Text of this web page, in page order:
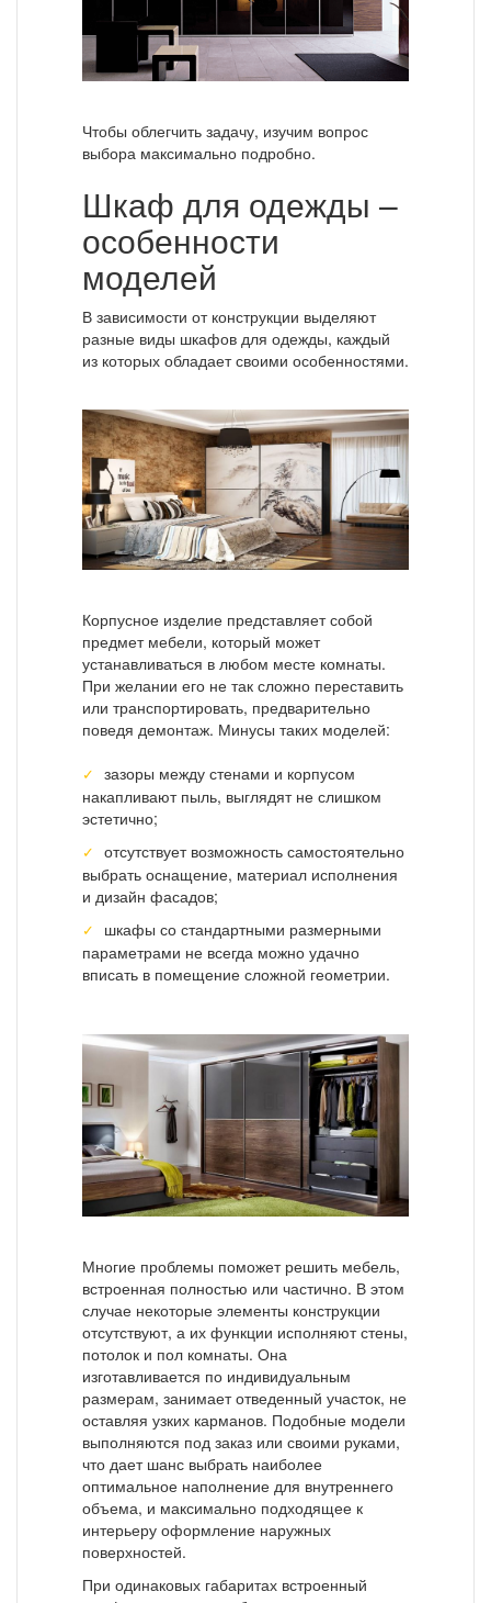
Чтобы облегчить задачу, изучим вопрос
выбора максимально подробно.
Шкаф для одежды –
особенности
моделей
В зависимости от конструкции выделяют
разные виды шкафов для одежды, каждый
из которых обладает своими особенностями.
Корпусное изделие представляет собой
предмет мебели, который может
устанавливаться в любом месте комнаты.
При желании его не так сложно переставить
или транспортировать, предварительно
поведя демонтаж. Минусы таких моделей:
зазоры между стенами и корпусом
накапливают пыль, выглядят не слишком
эстетично;
отсутствует возможность самостоятельно
выбрать оснащение, материал исполнения
и дизайн фасадов;
шкафы со стандартными размерными
параметрами не всегда можно удачно
вписать в помещение сложной геометрии.
Многие проблемы поможет решить мебель,
встроенная полностью или частично. В этом
случае некоторые элементы конструкции
отсутствуют, а их функции исполняют стены,
потолок и пол комнаты. Она
изготавливается по индивидуальным
размерам, занимает отведенный участок, не
оставляя узких карманов. Подобные модели
выполняются под заказ или своими руками,
что дает шанс выбрать наиболее
оптимальное наполнение для внутреннего
объема, и максимально подходящее к
интерьеру оформление наружных
поверхностей.
При одинаковых габаритах встроенный